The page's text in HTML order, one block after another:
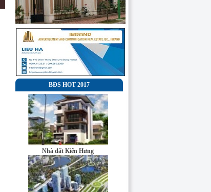
BĐS HOT 2017
Nhà đất Kiến Hưng